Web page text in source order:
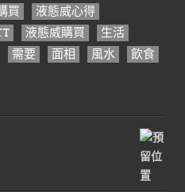
買
液態威心得
液態威購買
生活
需要 面相 風水 飲食